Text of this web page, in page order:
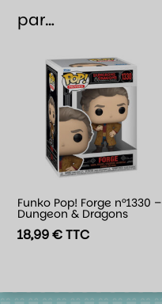
par…
Funko Pop! Forge n°1330 –
Dungeon & Dragons
18,99€TTC